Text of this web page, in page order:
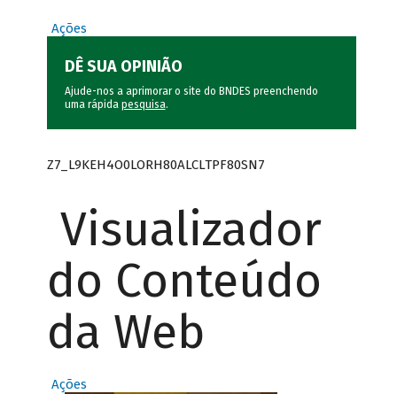
Ações
DÊ SUA OPINIÃO
Ajude-nos a aprimorar o site do BNDES preenchendo
uma rápida pesquisa.
Z7_L9KEH4O0LORH80ALCLTPF80SN7
Visualizador
do Conteúdo
da Web
Ações